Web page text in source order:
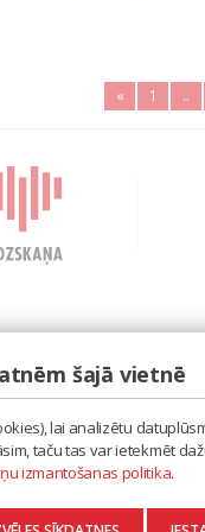
« 1 ..
POLITIKA
šajā vietnē
lai analizētu
taču tas var ietekmēt
izmantošanas politika.